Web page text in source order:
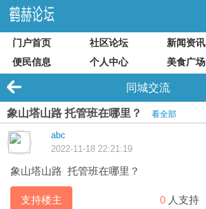
门户首页 社区论坛 新闻资讯
便民信息
个人中心 美食广场
同城交流
象山塔山路 托管班在哪里？ 看全部
abc
2022-11-18 22:21:19
象山塔山路 托管班在哪里？
支持楼主 0 人支持